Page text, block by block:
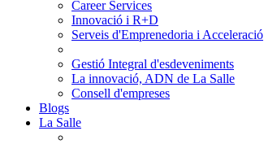
Career Services
Innovació i R+D
Serveis d'Emprenedoria i Acceleració
Gestió Integral d'esdeveniments
La innovació, ADN de La Salle
Consell d'empreses
Blogs
La Salle